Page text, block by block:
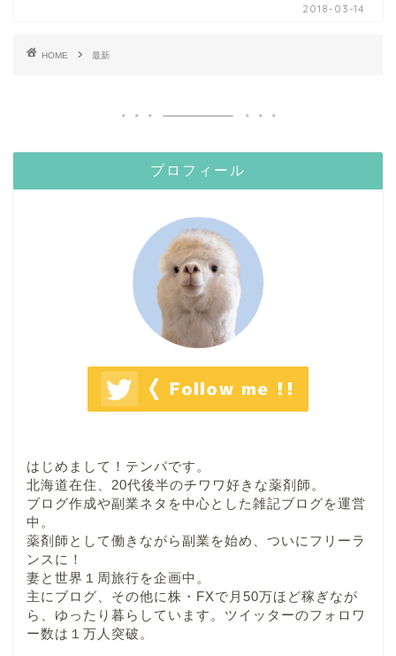
2018-03-14
HOME 最新
プロフィール
はじめまして！テンパです。
北海道在住、20代後半のチワワ好きな薬剤師。
ブログ作成や副業ネタを中心とした雑記ブログを運営
中。
薬剤師として働きながら副業を始め、ついにフリーラ
ンスに！
妻と世界１周旅行を企画中。
主にブログ、その他に株・FXで月50万ほど稼ぎなが
ら、ゆったり暮らしています。ツイッターのフォロワ
ー数は１万人突破。